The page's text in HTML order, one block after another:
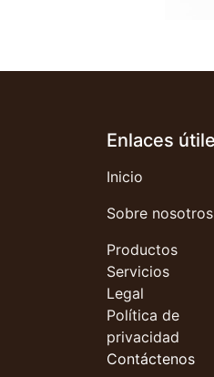
Enlaces
Inicio
Sobre nosotros
Productos
Servicios
Legal
Política de
privacidad
Contáctenos